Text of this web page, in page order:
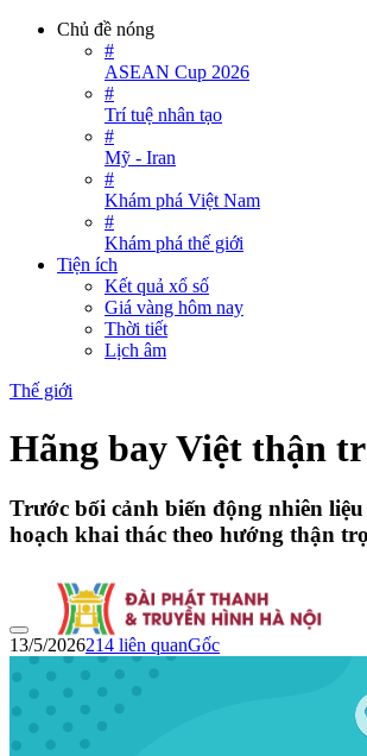
Chủ đề nóng
#
ASEAN Cup 2026
#
Trí tuệ nhân tạo
#
Mỹ - Iran
#
Khám phá Việt Nam
#
Khám phá thế giới
Tiện ích
Kết quả xổ số
Giá vàng hôm nay
Thời tiết
Lịch âm
Thế giới
Hãng bay Việt thận
Trước bối cảnh biến động nhiên
hoạch khai thác theo hướng thận
13/5/2026214 liên quanGốc